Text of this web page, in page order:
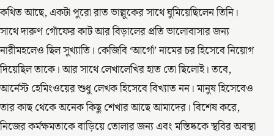
কথিত আছে, একটা পুরো রাত ভাল্লুকের সাথে ঘুমিয়েছিলেন তিনি।
সাথে দারুণ গোঁফের কাট আর বিড়ালের প্রতি ভালোবাসার জন্য
নারীমহলেও ছিল সুখ্যাতি। কেজিবি ‘আর্গো’ নামের চর হিসেবে নিয়োগ
দিয়েছিল তাকে। আর সাথে লেখালেখির হাত তো ছিলোই। তবে,
আর্নেস্ট হেমিংওয়ের শুধু লেখক হিসেবে বিখ্যাত নন। মানুষ হিসেবেও
তার কাছ থেকে অনেক কিছু শেখার আছে আমাদের। বিশেষ করে,
নিজের কর্মক্ষমতাকে বাড়িয়ে তোলার জন্য এবং মস্তিষ্ককে স্থবির অবস্থা